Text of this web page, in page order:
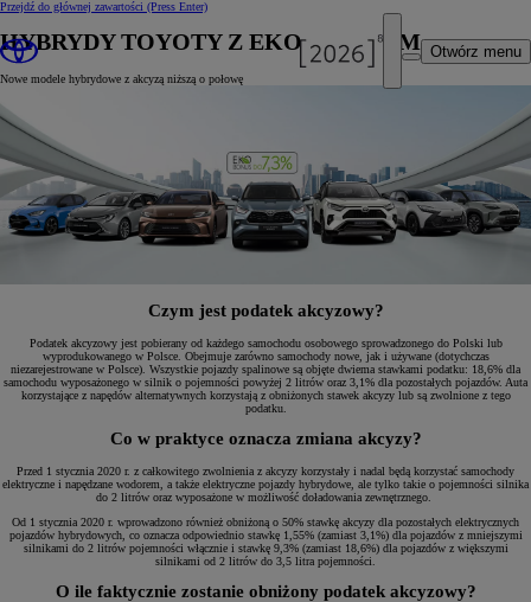
Przejdź do głównej zawartości (Press Enter)
Otwórz menu
HYBRYDY TOYOTY Z EKOBONUSEM
Nowe modele hybrydowe z akcyzą niższą o połowę
Czym jest podatek akcyzowy?
Podatek akcyzowy jest pobierany od każdego samochodu osobowego sprowadzonego do Polski lub
wyprodukowanego w Polsce. Obejmuje zarówno samochody nowe, jak i używane (dotychczas
niezarejestrowane w Polsce). Wszystkie pojazdy spalinowe są objęte dwiema stawkami podatku: 18,6% dla
samochodu wyposażonego w silnik o pojemności powyżej 2 litrów oraz 3,1% dla pozostałych pojazdów. Auta
korzystające z napędów alternatywnych korzystają z obniżonych stawek akcyzy lub są zwolnione z tego
podatku.
Co w praktyce oznacza zmiana akcyzy?
Przed 1 stycznia 2020 r. z całkowitego zwolnienia z akcyzy korzystały i nadal będą korzystać samochody
elektryczne i napędzane wodorem, a także elektryczne pojazdy hybrydowe, ale tylko takie o pojemności silnika
do 2 litrów oraz wyposażone w możliwość doładowania zewnętrznego.
Od 1 stycznia 2020 r. wprowadzono również obniżoną o 50% stawkę akcyzy dla pozostałych elektrycznych
pojazdów hybrydowych, co oznacza odpowiednio stawkę 1,55% (zamiast 3,1%) dla pojazdów z mniejszymi
silnikami do 2 litrów pojemności włącznie i stawkę 9,3% (zamiast 18,6%) dla pojazdów z większymi
silnikami od 2 litrów do 3,5 litra pojemności.
O ile faktycznie zostanie obniżony podatek akcyzowy?